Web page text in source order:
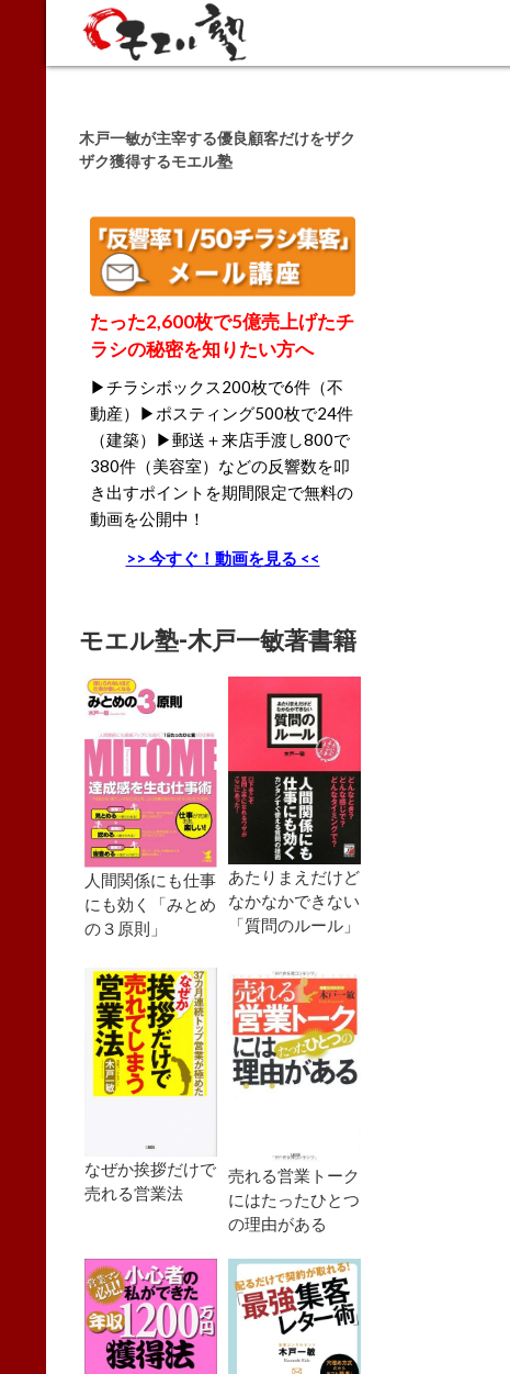
Search
木戸一敏が主宰する優良顧客だけをザク
ザク獲得するモエル塾
たった2,600枚で5億売上げたチ
ラシの秘密を知りたい方へ
▶チラシボックス200枚で6件（不
動産）▶ポスティング500枚で24件
（建築）▶郵送＋来店手渡し800で
380件（美容室）などの反響数を叩
き出すポイントを期間限定で無料の
動画を公開中！
>> 今すぐ！動画を見る <<
モエル塾-木戸一敏著書籍
人間関係にも仕事
にも効く「みとめ
の３原則」
あたりまえだけど
なかなかできない
「質問のルール」
なぜか挨拶だけで
売れる営業法
売れる営業トーク
にはたったひとつ
の理由がある